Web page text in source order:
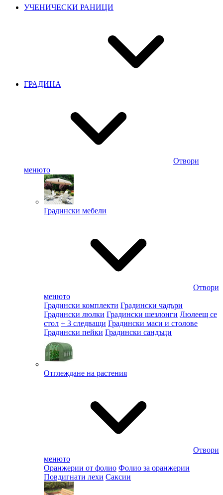
УЧЕНИЧЕСКИ РАНИЦИ
ГРАДИНА
Отвори
менюто
Градински мебели
Отвори
менюто
Градински комплекти Градински чадъри
Градински люлки Градински шезлонги Люлеещ се
стол + 3 следващи Градински маси и столове
Градински пейки Градински сандъци
Отглеждане на растения
Отвори
менюто
Оранжерии от фолио Фолио за оранжерии
Повдигнати лехи Саксии